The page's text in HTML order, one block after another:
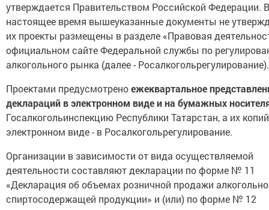
утверждается Правительством Российской Федерации. В
настоящее время вышеуказанные документы не
их проекты размещены в разделе «Правовая
официальном сайте Федеральной службы по
алкогольного рынка (далее - Росалкогольрегулирование).
Проектами предусмотреноежеквартальное
деклараций в электронном виде и на бумажных
Госалкогольинспекцию Республики Татарстан, а их
электронном виде - в Росалкогольрегулирование.
Организации в зависимости от вида осуществляемой
деятельности составляют декларации по форме № 11
«Декларация об объемах розничной продажи
спиртосодержащей продукции» и (или) по форме № 12